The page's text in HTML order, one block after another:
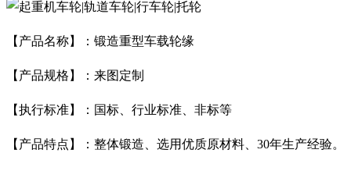
【产品名称】：锻造重型车载轮缘
【产品规格】：来图定制
【执行标准】：国标、行业标准、非标等
【产品特点】：整体锻造、选用优质原材料、30年生产经验。